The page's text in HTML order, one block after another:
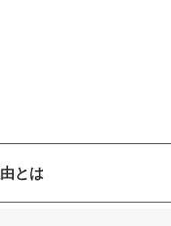
とは